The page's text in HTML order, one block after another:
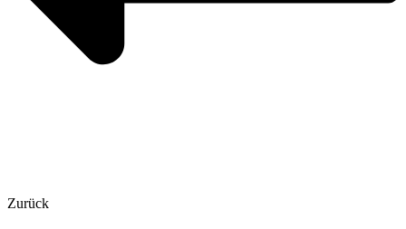
Zurück